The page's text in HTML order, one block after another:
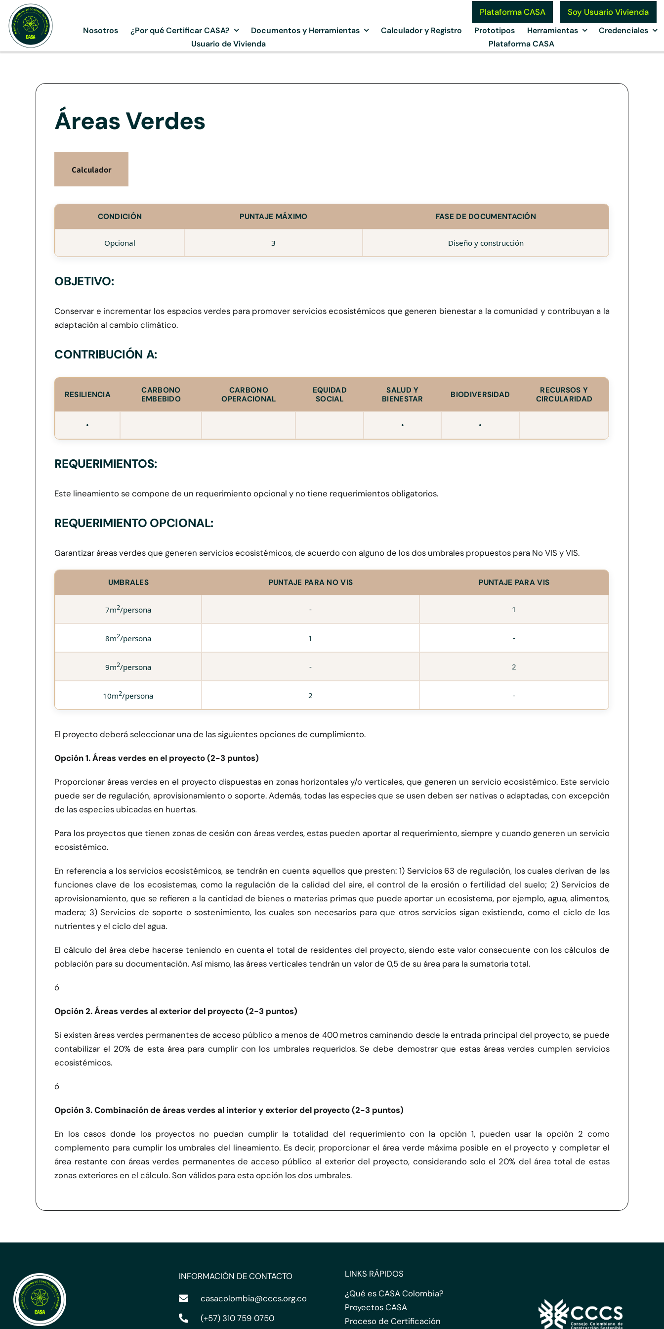
content
Plataforma CASA Soy Usuario Vivienda
Nosotros ¿Por qué Certificar CASA? Documentos y Herramientas Calculador y Registro Prototipos Herramientas
Credenciales
Usuario de Vivienda
Plataforma CASA
Áreas Verdes
Calculador
CONDICIÓN PUNTAJE MÁXIMO FASE DE DOCUMENTACIÓN
Opcional 3 Diseño y construcción
OBJETIVO:
Conservar e incrementar los espacios verdes para promover servicios ecosistémicos que generen bienestar a la comunidad y contribuyan a la
adaptación al cambio climático.
CONTRIBUCIÓN A:
RESILIENCIA
CARBONO
EMBEBIDO
CARBONO
OPERACIONAL
EQUIDAD
SOCIAL
SALUD Y
BIENESTAR
BIODIVERSIDAD
RECURSOS Y
CIRCULARIDAD
• • •
REQUERIMIENTOS:
Este lineamiento se compone de un requerimiento opcional y no tiene requerimientos obligatorios.
REQUERIMIENTO OPCIONAL:
Garantizar áreas verdes que generen servicios ecosistémicos, de acuerdo con alguno de los dos umbrales propuestos para No VIS y VIS.
UMBRALES PUNTAJE PARA NO VIS PUNTAJE PARA VIS
7m2/persona - 1
8m2/persona 1 -
9m2/persona - 2
10m2/persona 2 -
El proyecto deberá seleccionar una de las siguientes opciones de cumplimiento.
Opción 1. Áreas verdes en el proyecto (2-3 puntos)
Proporcionar áreas verdes en el proyecto dispuestas en zonas horizontales y/o verticales, que generen un servicio ecosistémico. Este servicio
puede ser de regulación, aprovisionamiento o soporte. Además, todas las especies que se usen deben ser nativas o adaptadas, con excepción
de las especies ubicadas en huertas.
Para los proyectos que tienen zonas de cesión con áreas verdes, estas pueden aportar al requerimiento, siempre y cuando generen un servicio
ecosistémico.
En referencia a los servicios ecosistémicos, se tendrán en cuenta aquellos que presten: 1) Servicios 63 de regulación, los cuales derivan de las
funciones clave de los ecosistemas, como la regulación de la calidad del aire, el control de la erosión o fertilidad del suelo; 2) Servicios de
aprovisionamiento, que se refieren a la cantidad de bienes o materias primas que puede aportar un ecosistema, por ejemplo, agua, alimentos,
madera; 3) Servicios de soporte o sostenimiento, los cuales son necesarios para que otros servicios sigan existiendo, como el ciclo de los
nutrientes y el ciclo del agua.
El cálculo del área debe hacerse teniendo en cuenta el total de residentes del proyecto, siendo este valor consecuente con los cálculos de
población para su documentación. Así mismo, las áreas verticales tendrán un valor de 0,5 de su área para la sumatoria total.
ó
Opción 2. Áreas verdes al exterior del proyecto (2-3 puntos)
Si existen áreas verdes permanentes de acceso público a menos de 400 metros caminando desde la entrada principal del proyecto, se puede
contabilizar el 20% de esta área para cumplir con los umbrales requeridos. Se debe demostrar que estas áreas verdes cumplen servicios
ecosistémicos.
ó
Opción 3. Combinación de áreas verdes al interior y exterior del proyecto (2-3 puntos)
En los casos donde los proyectos no puedan cumplir la totalidad del requerimiento con la opción 1, pueden usar la opción 2 como
complemento para cumplir los umbrales del lineamiento. Es decir, proporcionar el área verde máxima posible en el proyecto y completar el
área restante con áreas verdes permanentes de acceso público al exterior del proyecto, considerando solo el 20% del área total de estas
zonas exteriores en el cálculo. Son válidos para esta opción los dos umbrales.
INFORMACIÓN DE CONTACTO
casacolombia@cccs.org.co
(+57) 310 759 0750
LINKS RÁPIDOS
¿Qué es CASA Colombia?
Proyectos CASA
Proceso de Certificación